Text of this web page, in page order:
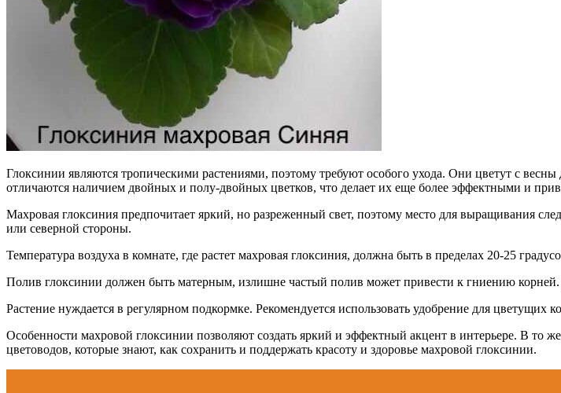
Глоксинии являются тропическими растениями, поэтому требуют особого ухода. Они цветут с
отличаются наличием двойных и полу-двойных цветков, что делает их еще более эффектными и
Махровая глоксиния предпочитает яркий, но разреженный свет, поэтому место для выращивания
или северной стороны.
Температура воздуха в комнате, где растет махровая глоксиния, должна быть в пределах 20-25
Полив глоксинии должен быть матерным, излишне частый полив может привести к гниению корней.
Растение нуждается в регулярном подкормке. Рекомендуется использовать удобрение для
Особенности махровой глоксинии позволяют создать яркий и эффектный акцент в интерьере. В то
цветоводов, которые знают, как сохранить и поддержать красоту и здоровье махровой глоксинии.